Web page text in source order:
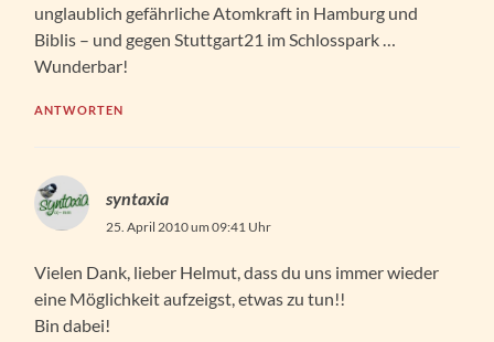
unglaublich gefährliche Atomkraft in Hamburg und
Biblis – und gegen Stuttgart21 im Schlosspark …
Wunderbar!
ANTWORTEN
syntaxia
25. April 2010 um 09:41 Uhr
Vielen Dank, lieber Helmut, dass du uns immer wieder
eine Möglichkeit aufzeigst, etwas zu tun!!
Bin dabei!